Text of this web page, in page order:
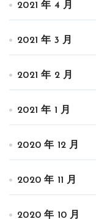
2021 年 4 月
2021 年 3 月
2021 年 2 月
2021 年 1 月
2020 年 12 月
2020 年 11 月
2020 年 10 月